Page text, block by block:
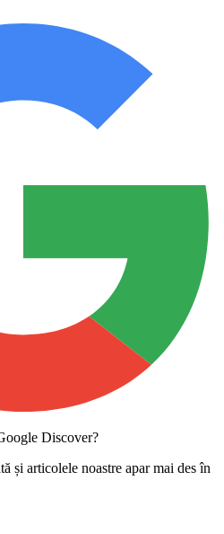
Discover?
și articolele noastre apar mai des în